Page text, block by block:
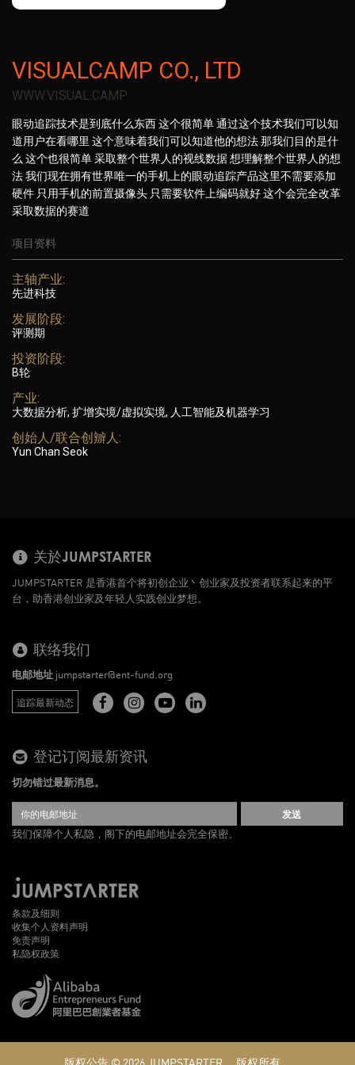
VISUALCAMP CO., LTD
WWW.VISUAL.CAMP
眼动追踪技术是到底什么东西 这个很简单 通过这个技术我们可以知
道用户在看哪里 这个意味着我们可以知道他的想法 那我们目的是什
么 这个也很简单 采取整个世界人的视线数据 想理解整个世界人的想
法 我们现在拥有世界唯一的手机上的眼动追踪产品这里不需要添加
硬件 只用手机的前置摄像头 只需要软件上编码就好 这个会完全改革
采取数据的赛道
项目资料
主轴产业:
先进科技
发展阶段:
评测期
投资阶段:
B轮
产业:
大数据分析, 扩增实境/虚拟实境, 人工智能及机器学习
创始人/联合创辧人:
Yun Chan Seok
关於JUMPSTARTER
JUMPSTARTER 是香港首个将初创企业丶创业家及投资者联系起来的平
台，助香港创业家及年轻人实践创业梦想。
联络我们
电邮地址 jumpstarter@ent-fund.org
追踪最新动态
登记订阅最新资讯
切勿错过最新消息。
发送
我们保障个人私隐，阁下的电邮地址会完全保密。
条款及细则
收集个人资料声明
免责声明
私隐权政策
版权公告 © 2026 JUMPSTARTER。 版权所有。